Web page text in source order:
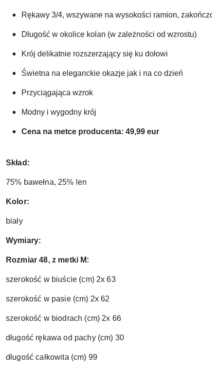
Rękawy 3/4, wszywane na wysokości ramion,
Długość w okolice kolan (w zależności od wzrostu)
Krój delikatnie rozszerzający się ku dołowi
Świetna na eleganckie okazje jak i na co dzień
Przyciągająca wzrok
Modny i wygodny krój
Cena na metce producenta: 49,99 eur
Skład:
75% bawełna, 25% len
Kolor:
biały
Wymiary:
Rozmiar 48, z metki M:
szerokość w biuście (cm) 2x 63
szerokość w pasie (cm) 2x 62
szerokość w biodrach (cm) 2x 66
długość rękawa od pachy (cm) 30
długość całkowita (cm) 99